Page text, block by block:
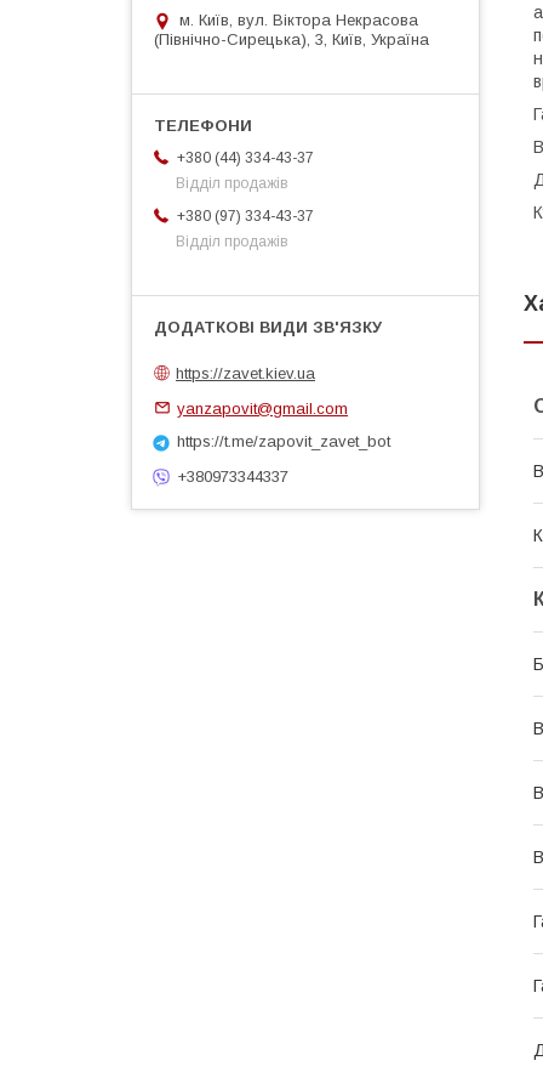
м. Київ, вул. Віктора Некрасова
(Північно-Сирецька), 3, Київ, Україна
+380 (44) 334-43-37
Відділ продажів
+380 (97) 334-43-37
Відділ продажів
https://zavet.kiev.ua
yanzapovit@gmail.com
https://t.me/zapovit_zavet_bot
+380973344337